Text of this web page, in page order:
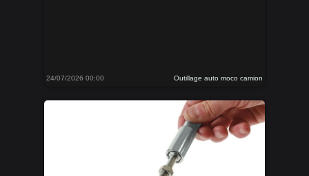
24/07/2026 00:00 Outillage auto moco camion